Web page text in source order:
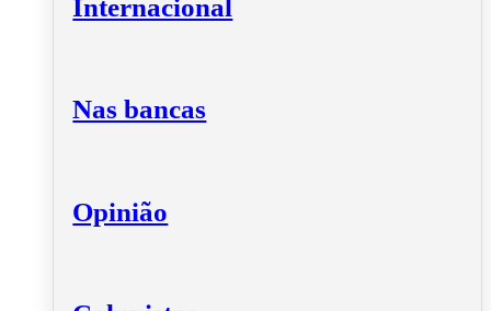
Internacional
Nas bancas
Opinião